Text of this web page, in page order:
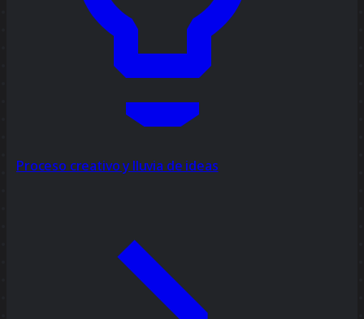
Proceso creativo y lluvia de ideas